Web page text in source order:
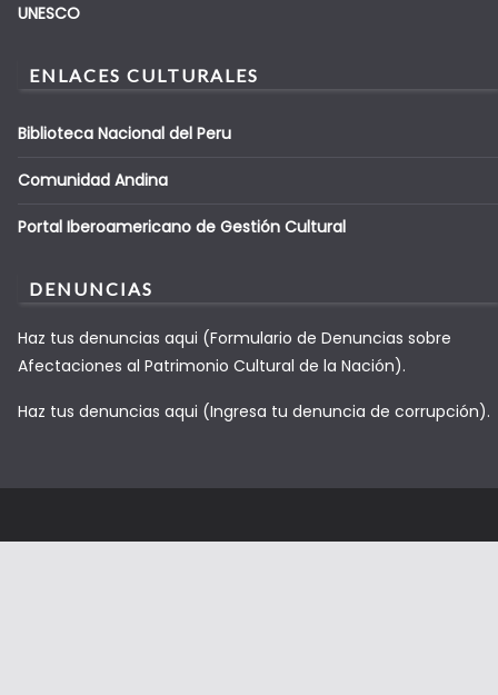
UNESCO
ENLACES CULTURALES
Biblioteca Nacional del Peru
Comunidad Andina
Portal Iberoamericano de Gestión Cultural
DENUNCIAS
Haz tus denuncias aqui (Formulario de Denuncias sobre
Afectaciones al Patrimonio Cultural de la Nación).
Haz tus denuncias aqui (Ingresa tu denuncia de corrupción).